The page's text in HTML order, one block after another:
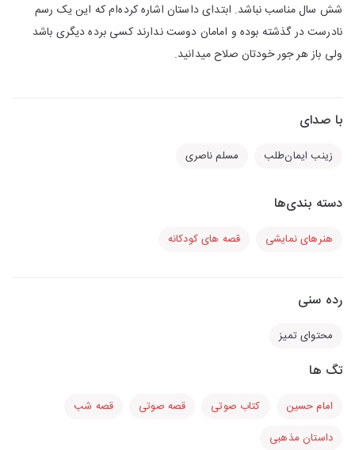
شش سال مناسب نباشد. ابتدای داستان اشاره کرده‌ام که این یک رسم
نادرست در گذشته بوده و امامان دوست ندارند کسی برده دیگری باشد
ولی باز هر جور خودتان صلاح میدانید.
با صدای
زینب ایمان‌طلب مسلم ناصری
دسته بندی‌ها
هنرهای نمایشی قصه های کودکانه
رده سنی
محتوای تمیز
تگ ها
امام حسین کتاب صوتی قصه صوتی
قصه شب
داستان مذهبی